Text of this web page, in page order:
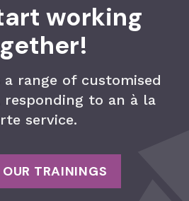
working
a range of customised
responding to an à la
service.
TRAININGS